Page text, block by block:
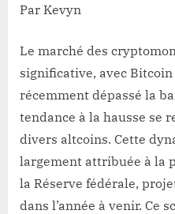
Par Kevyn
Le marché des
significative, avec Bitcoin
récemment dépassé la
tendance à la hausse se
divers altcoins. Cette
largement attribuée à la
la Réserve fédérale,
dans l’année à venir. Ce